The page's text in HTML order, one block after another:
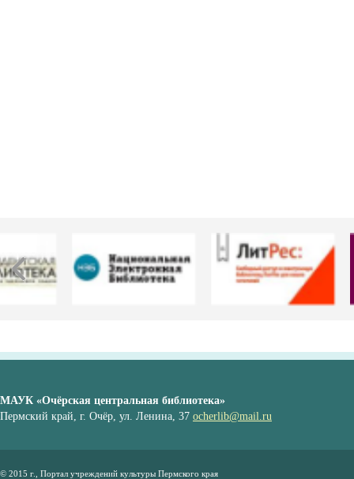
МАУК «Очёрская центральная библиотека»
Пермский край, г. Очёр, ул. Ленина, 37 ocherlib@mail.ru
© 2015 г., Портал учреждений культуры Пермского края